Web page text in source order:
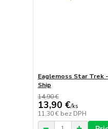
Eaglemoss Star Trek
Ship
14,90 €
13,90 €/ks
11,30 € bez DPH